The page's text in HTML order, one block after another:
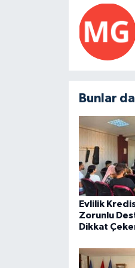
Bunlar
Evlilik
Zorunlu
Dikkat